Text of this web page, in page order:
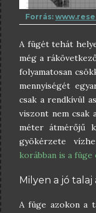
Forrás:
A fügét tehát
még a
folyamatosan
mennyiségét
csak a rendkívül
viszont nem csak
méter átmérőjű
gyökérzete
korábban is a
Milyen a jó
A füge azokon a